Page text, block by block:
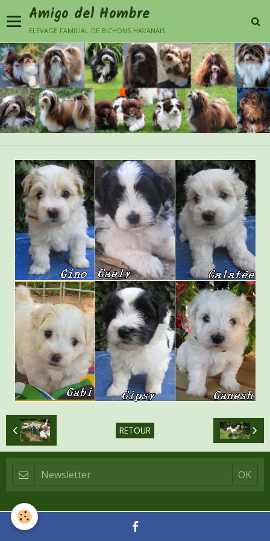
Amigo del Hombre
elevage familial de bichons havanais
RETOUR